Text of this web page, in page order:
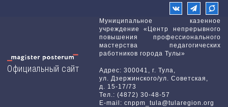
Официальный сайт
Муниципальное казенное
учреждение «Центр непрерывного
повышения профессионального
мастерства педагогических
работников города Тулы»
Адрес: 300041, г. Тула,
ул. Дзержинского/ул. Советская,
д. 15-17/73
Тел.: (4872) 30-48-57
E-mail: cnppm_tula@tularegion.org